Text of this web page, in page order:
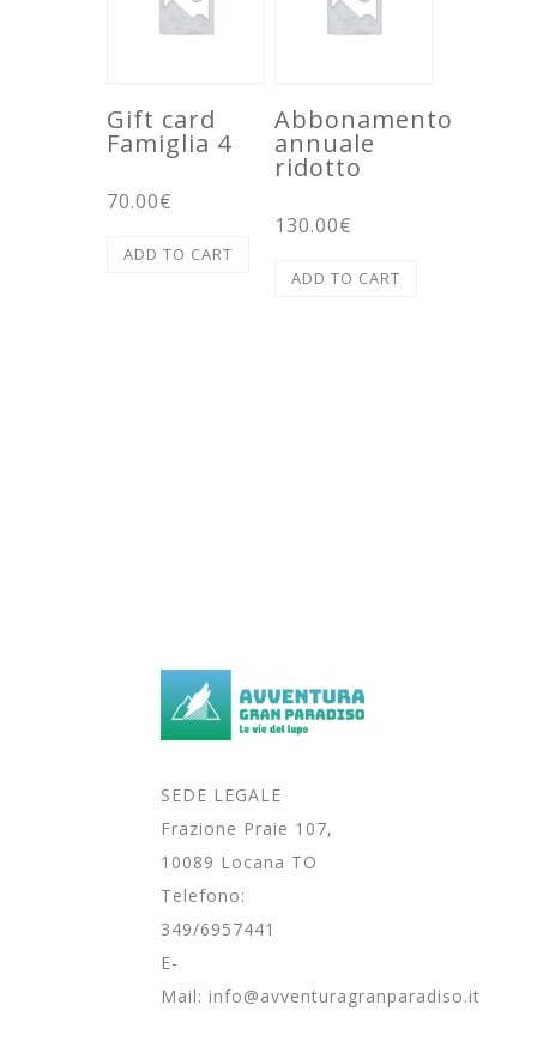
Gift card
Famiglia 4
70.00€
ADD TO CART
Abbonamento
annuale
ridotto
130.00€
ADD TO CART
SEDE LEGALE
Frazione Praie 107,
10089 Locana TO
Telefono:
349/6957441
E-
Mail: info@avventuragranparadiso.it